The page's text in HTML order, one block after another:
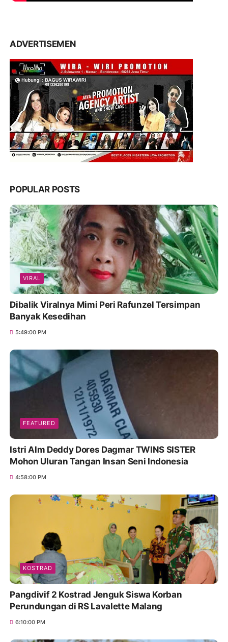
ADVERTISEMEN
POPULAR POSTS
VIRAL
Dibalik Viralnya Mimi Peri Rafunzel Tersimpan
Banyak Kesedihan
5:49:00 PM
FEATURED
Istri Alm Deddy Dores Dagmar TWINS SISTER
Mohon Uluran Tangan Insan Seni Indonesia
4:58:00 PM
KOSTRAD
Pangdivif 2 Kostrad Jenguk Siswa Korban
Perundungan di RS Lavalette Malang
6:10:00 PM